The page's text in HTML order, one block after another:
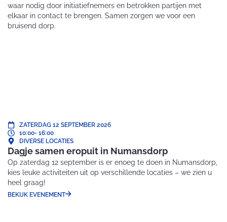
waar nodig door initiatiefnemers en betrokken partijen met
elkaar in contact te brengen. Samen zorgen we voor een
bruisend dorp.
ZATERDAG 12 SEPTEMBER 2026
10:00- 16:00
DIVERSE LOCATIES
Dagje samen eropuit in Numansdorp
Op zaterdag 12 september is er enoeg te doen in Numansdorp,
kies leuke activiteiten uit op verschillende locaties – we zien u
heel graag!
BEKIJK EVENEMENT